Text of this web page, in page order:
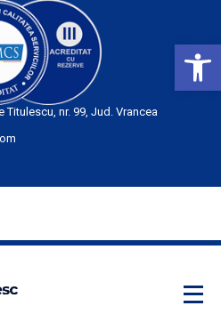
Deschide bara de unelte
Titulescu, nr. 99, Jud. Vrancea